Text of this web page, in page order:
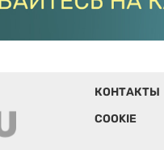
КОНТАКТЫ
COOKIE